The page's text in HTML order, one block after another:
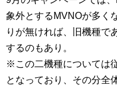
象外とするMVNOが多く
りが無ければ、旧機種で
するのもあり。
※この二機種については
となっており、その分全